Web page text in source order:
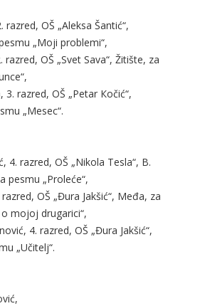
razred, OŠ „Aleksa Šantić“,
„Moji problemi“,
razred, OŠ „Svet Sava“, Žitište, za
3. razred, OŠ „Petar Кočić“,
„Mesec“.
4. razred, OŠ „Nikola Tesla“, B.
pesmu „Proleće“,
OŠ „Đura Jakšić“, Međa, za
mojoj drugarici“,
4. razred, OŠ „Đura Jakšić“,
„Učitelj“.